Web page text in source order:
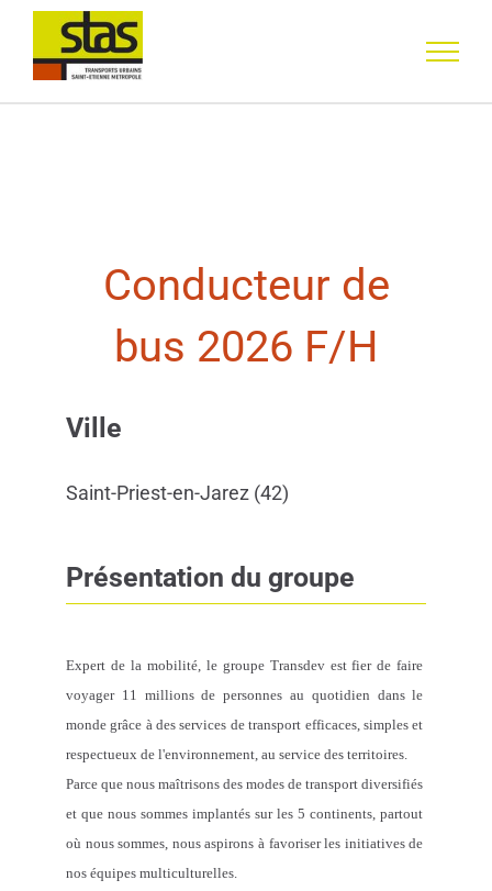
Skip to content
Conducteur de
bus 2026 F/H
Ville
Saint-Priest-en-Jarez (42)
Présentation du groupe
Expert de la mobilité, le groupe Transdev est fier de faire
voyager 11 millions de personnes au quotidien dans le
monde grâce à des services de transport efficaces, simples et
respectueux de l'environnement, au service des territoires.
Parce que nous maîtrisons des modes de transport diversifiés
et que nous sommes implantés sur les 5 continents, partout
où nous sommes, nous aspirons à favoriser les initiatives de
nos équipes multiculturelles.